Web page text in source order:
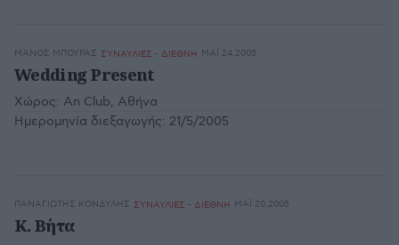
ΜΆΝΟΣ ΜΠΟΎΡΑΣ ΣΥΝΑΥΛΙΕΣ - ΔΙΕΘΝΗ ΜΆΙ 24,2005
Wedding Present
Χώρος: An Club, Αθήνα
Ημερομηνία διεξαγωγής: 21/5/2005
ΠΑΝΑΓΙΏΤΗΣ ΚΟΝΔΎΛΗΣ ΣΥΝΑΥΛΙΕΣ - ΔΙΕΘΝΗ ΜΆΙ 20,2005
Κ. Βήτα